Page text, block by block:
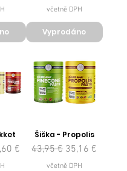
včetně DPH
Vyprodáno
cena
€
Šiška - Propolis
Běžná cena
43,95 € Zvýhodněná
35,16 €
včetně DPH